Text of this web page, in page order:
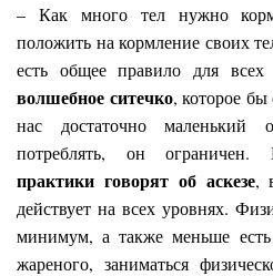
– Как много тел нужно
положить на кормление своих
есть общее правило для
волшебное ситечко, которое
нас достаточно
потреблять, он
практики говорят об аскезе,
действует на всех уровнях.
минимум, а также меньше
жареного, заниматься